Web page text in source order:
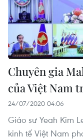
Chuyên gia
của Việt Nam
24/07/2020 04:06
Giáo sư Yeah Kim
kinh tế Việt Nam